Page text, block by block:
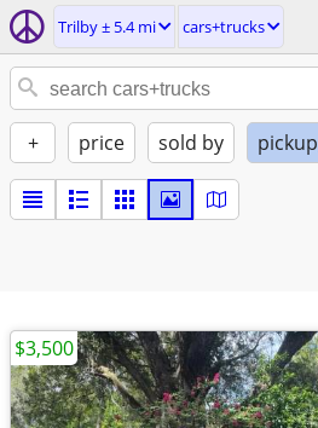
Trilby ± 5.4 mi cars+trucks
+ price sold by
$3,500